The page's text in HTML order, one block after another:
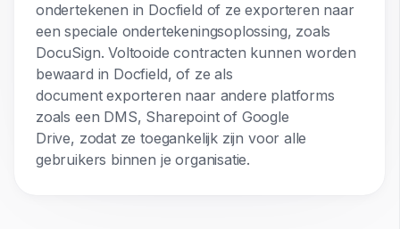
ondertekenen in Docfield of ze exporteren naar
een speciale ondertekeningsoplossing, zoals
DocuSign. Voltooide contracten kunnen worden
bewaard in Docfield, of ze als
document exporteren naar andere platforms
zoals een DMS, Sharepoint of Google
Drive, zodat ze toegankelijk zijn voor alle
gebruikers binnen je organisatie.